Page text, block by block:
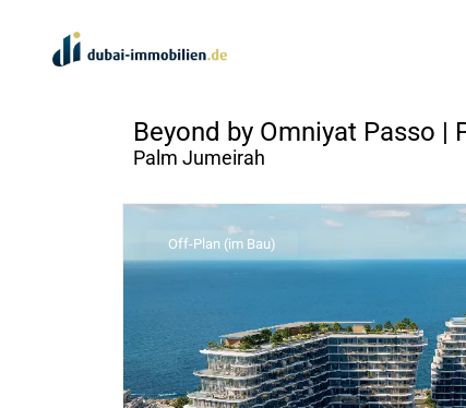
Beyond by Omniyat Passo |
Palm Jumeirah
Off-Plan (im Bau)